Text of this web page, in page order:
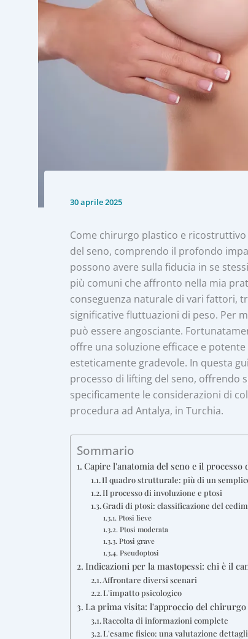
30 aprile 2025
Come chirurgo plastico e
del seno, comprendo il profondo
possono avere sulla fiducia in se
più comuni che affronto nella mia
conseguenza naturale di vari fattori,
significative fluttuazioni di peso. Per
può essere angosciante.
offre una soluzione efficace e
esteticamente gradevole. In questa
processo di lifting del seno, offrendo
specificamente le considerazioni di
procedura ad Antalya, in Turchia.
Sommario
Capire l'anatomia del seno e il
Il quadro strutturale: più di un
Il processo di involuzione e ptosi
Gradi di ptosi: classificazione del
Ptosi lieve
Ptosi moderata
Ptosi grave
Pseudoptosi
Indicazioni per la mastopessi: chi è il
Affrontare diversi scenari
L'impatto psicologico
La prima visita: l'approccio del chirurgo
Raccolta di informazioni complete
L'esame fisico: una valutazione